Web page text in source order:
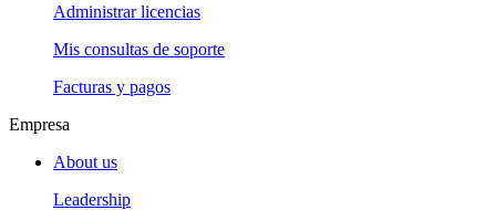
Administrar licencias
Mis consultas de soporte
Facturas y pagos
Empresa
About us
Leadership